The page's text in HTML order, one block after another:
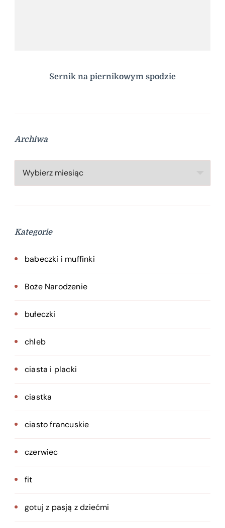
Sernik na piernikowym spodzie
Archiwa
Archiwa
Kategorie
babeczki i muffinki
Boże Narodzenie
bułeczki
chleb
ciasta i placki
ciastka
ciasto francuskie
czerwiec
fit
gotuj z pasją z dziećmi